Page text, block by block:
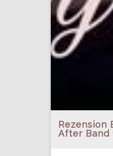
Rezension
After Band